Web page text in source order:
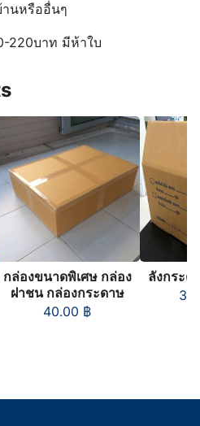
านหรืออื่นๆ
220บาท มีห้าใบ
กล่องขนาดพิเศษ กล่อง
ฝาชน กล่องกระดาษ
40.00 ฿
ลังกระ